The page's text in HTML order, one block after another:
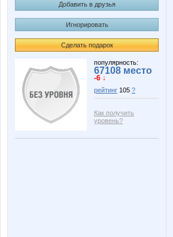
Добавить в друзья
Игнорировать
Сделать подарок
популярность:
67108 место
-6 ↓
рейтинг 105 ?
Как получить
уровень?